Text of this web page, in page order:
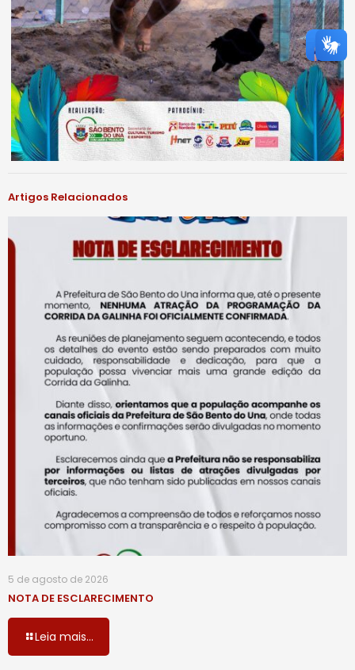
Artigos Relacionados
5 de agosto de 2026
NOTA DE ESCLARECIMENTO
Leia mais...